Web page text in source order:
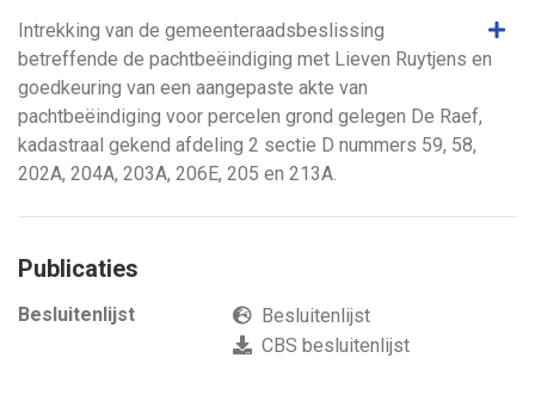
Intrekking van de gemeenteraadsbeslissing
betreffende de pachtbeëindiging met Lieven Ruytjens en
goedkeuring van een aangepaste akte van
pachtbeëindiging voor percelen grond gelegen De Raef,
kadastraal gekend afdeling 2 sectie D nummers 59, 58,
202A, 204A, 203A, 206E, 205 en 213A.
Publicaties
Besluitenlijst
Besluitenlijst
CBS besluitenlijst